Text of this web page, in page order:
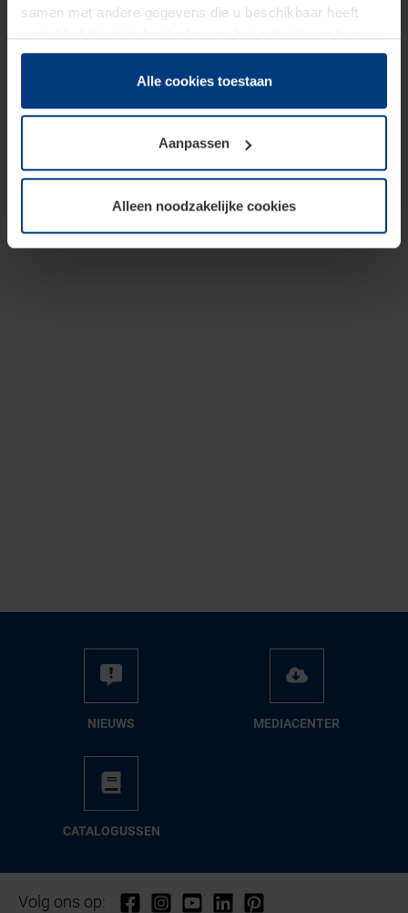
samen met andere gegevens die u beschikbaar heeft
dienstverlening hebben verzameld.
Juridisch zijn wij gerechtigd om cookies op uw computer
onze pagina's absoluut noodzakelijk is. Voor alle andere
soorten cookies is uw toestemming vereist. Uw
toestemming kunt u op elk moment bij de uitleg van de
wijzigen of herroepen.
Alle cookies toestaan
Aanpassen
Alleen noodzakelijke cookies
NIEUWS ME­DIA­CEN­TER
CA­TA­LO­GUS­SEN
Volg ons op: